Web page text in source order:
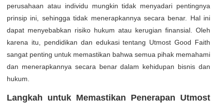
perusahaan atau individu mungkin tidak menyadari pentingnya
prinsip ini, sehingga tidak menerapkannya secara benar. Hal ini
dapat menyebabkan risiko hukum atau kerugian finansial. Oleh
karena itu, pendidikan dan edukasi tentang Utmost Good Faith
sangat penting untuk memastikan bahwa semua pihak memahami
dan menerapkannya secara benar dalam kehidupan bisnis dan
hukum.
Langkah untuk Memastikan Penerapan Utmost